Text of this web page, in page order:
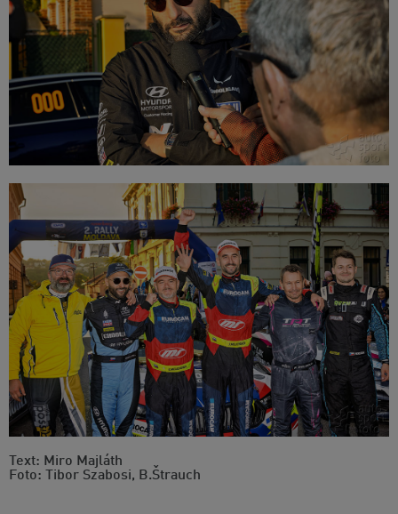
Text: Miro Majláth
Foto: Tibor Szabosi, B.Štrauch